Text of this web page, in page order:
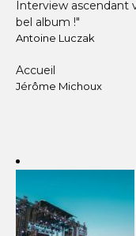
Interview ascendant
bel album !"
Antoine Luczak
Accueil
Jérôme Michoux